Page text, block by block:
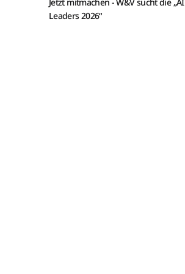
Jetzt mitmachen -W&V sucht die „AI
Leaders 2026“